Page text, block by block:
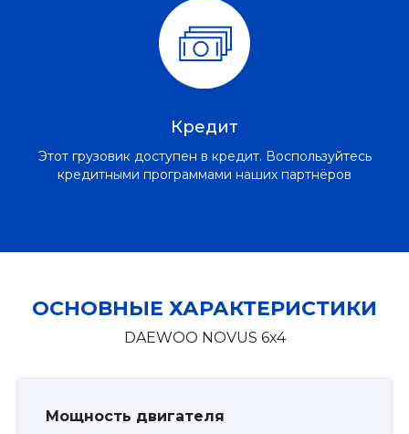
Кредит
Этот грузовик доступен в кредит. Воспользуйтесь
кредитными программами наших партнёров
ОСНОВНЫЕ ХАРАКТЕРИСТИКИ
DAEWOO NOVUS 6x4
Мощность двигателя